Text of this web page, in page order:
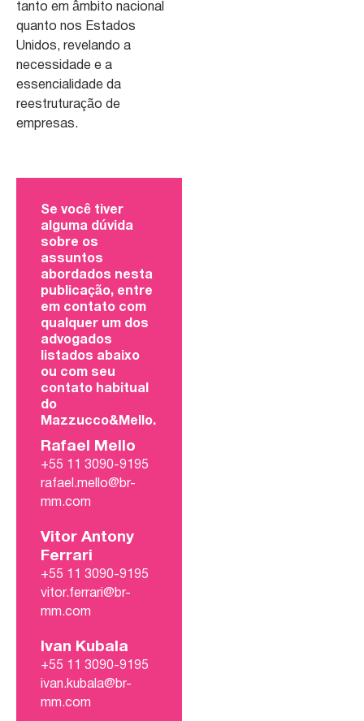
tanto em âmbito nacional
quanto nos Estados
Unidos, revelando a
necessidade e a
essencialidade da
reestruturação de
empresas.
Se você tiver
alguma dúvida
sobre os
assuntos
abordados nesta
publicação, entre
em contato com
qualquer um dos
advogados
listados abaixo
ou com seu
contato habitual
do
Mazzucco&Mello.
Rafael Mello
+55 11 3090-9195
rafael.mello@br-
mm.com
Vitor Antony
Ferrari
+55 11 3090-9195
vitor.ferrari@br-
mm.com
Ivan Kubala
+55 11 3090-9195
ivan.kubala@br-
mm.com